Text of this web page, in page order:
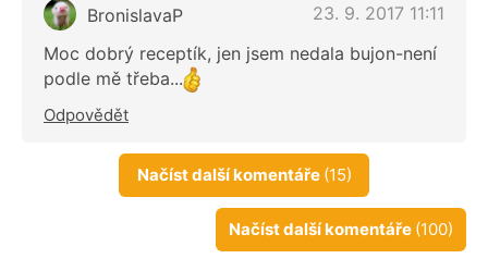
BronislavaP
23. 9. 2017 11:11
Moc dobrý receptík, jen jsem nedala bujon-není
podle mě třeba...
Odpovědět
Načíst další komentáře (15)
Načíst další komentáře (100)